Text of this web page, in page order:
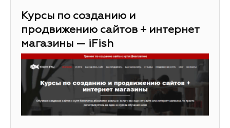
Курсы по созданию и
продвижению сайтов + интернет
магазины — iFish